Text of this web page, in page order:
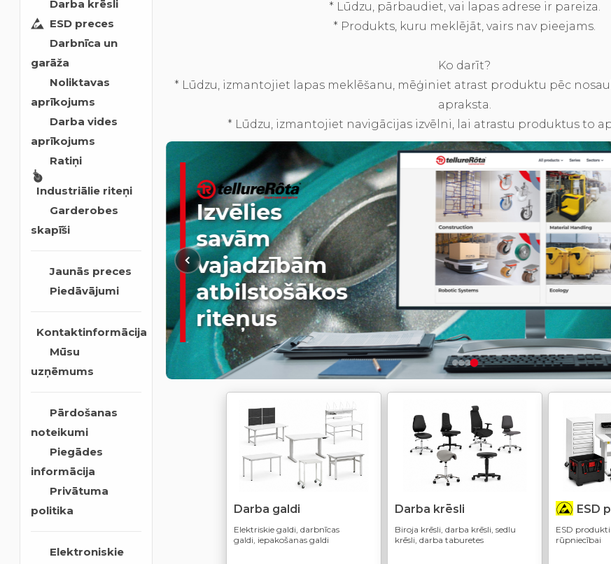
Darba krēsli
ESD preces
Darbnīca un
garāža
Noliktavas
aprīkojums
Darba vides
aprīkojums
Ratiņi
Industriālie riteņi
Garderobes
skapīši
Jaunās preces
Piedāvājumi
Kontaktinformācija
Mūsu
uzņēmums
Pārdošanas
noteikumi
Piegādes
informācija
Privātuma
politika
Elektroniskie
* Lūdzu, pārbaudiet, vai lapas adrese ir pareiza.
* Produkts, kuru meklējāt, vairs nav pieejams.
Ko darīt?
* Lūdzu, izmantojiet lapas meklēšanu, mēģiniet atrast produktu pēc
apraksta.
* Lūdzu, izmantojiet navigācijas izvēlni, lai atrastu produktus to
Izvēlies
savām
vajadzībām
atbilstošākos
riteņus
Darba galdi
Elektriskie galdi, darbnīcas
galdi, iepakošanas galdi
Darba krēsli
Biroja krēsli, darba krēsli, sedlu
krēsli, darba taburetes
ESD
ESD
rūpniecībai